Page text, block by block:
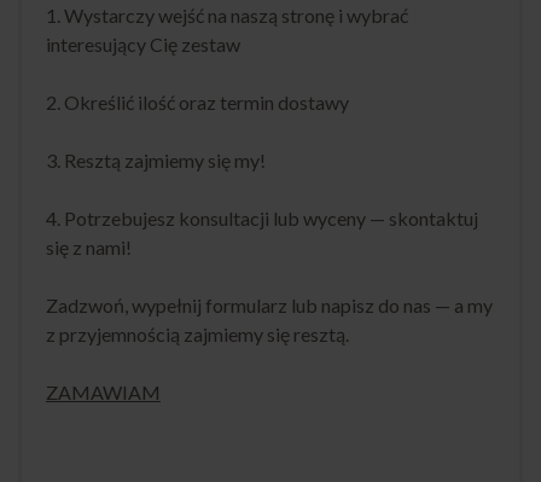
1. Wystarczy wejść na naszą stronę i wybrać
interesujący Cię zestaw
2. Określić ilość oraz termin dostawy
3. Resztą zajmiemy się my!
4. Potrzebujesz konsultacji lub wyceny — skontaktuj
się z nami!
Zadzwoń, wypełnij formularz lub napisz do nas — a my
z przyjemnością zajmiemy się resztą.
ZAMAWIAM